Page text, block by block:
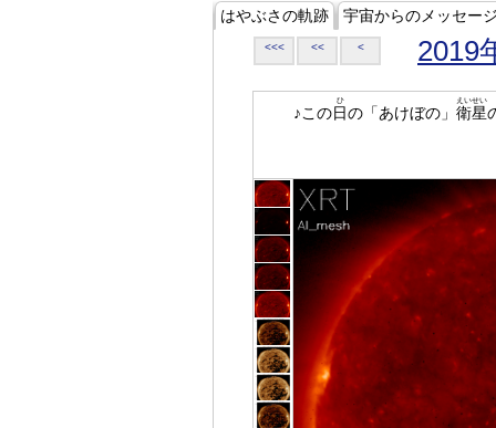
はやぶさの軌跡 宇宙からのメッセー
<<< << < 2019
♪この日
ひ
の「あけぼの」 衛星
えいせい